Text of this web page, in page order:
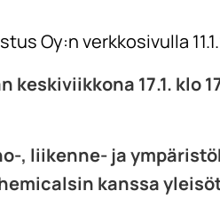
Oy:n verkkosivulla
17.1. klo
, liikenne- ja
kanssa